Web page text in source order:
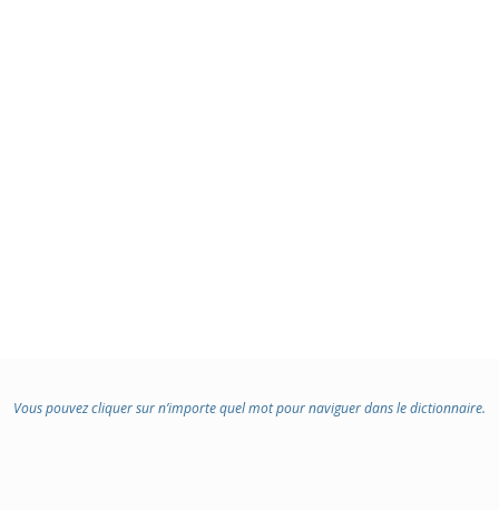
Vous pouvez cliquer sur n’importe quel mot pour naviguer dans le dictionnaire.